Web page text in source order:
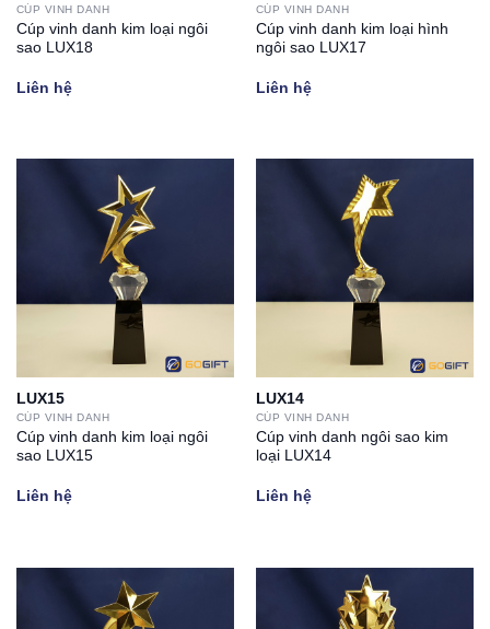
CÚP VINH DANH
Cúp vinh danh kim loại ngôi
sao LUX18
Liên hệ
CÚP VINH DANH
Cúp vinh danh kim loại hình
ngôi sao LUX17
Liên hệ
LUX15
CÚP VINH DANH
Cúp vinh danh kim loại ngôi
sao LUX15
Liên hệ
LUX14
CÚP VINH DANH
Cúp vinh danh ngôi sao kim
loại LUX14
Liên hệ